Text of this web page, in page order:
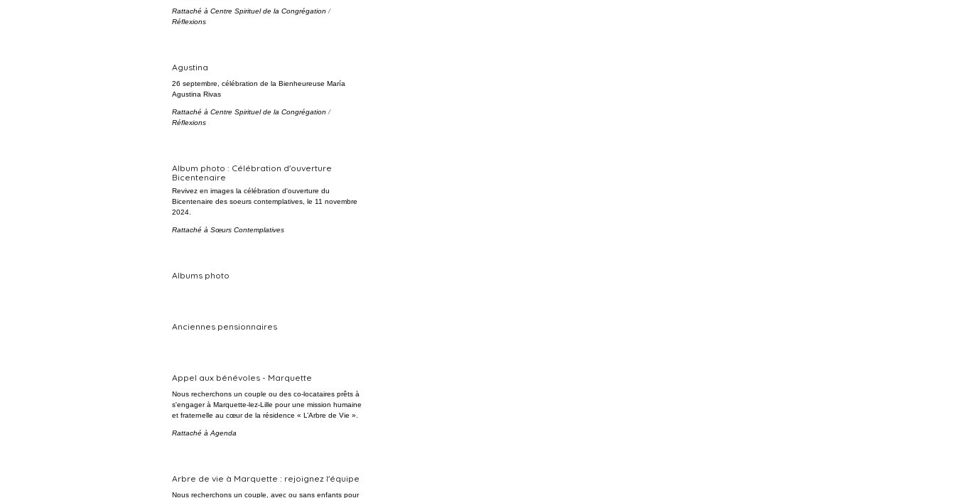
Rattaché à Centre Spirituel de la Congrégation /
Réflexions
Agustina
26 septembre, célébration de la Bienheureuse María
Agustina Rivas
Rattaché à Centre Spirituel de la Congrégation /
Réflexions
Album photo : Célébration d'ouverture
Bicentenaire
Revivez en images la célébration d'ouverture du
Bicentenaire des soeurs contemplatives, le 11 novembre
2024.
Rattaché à Sœurs Contemplatives
Albums photo
Anciennes pensionnaires
Appel aux bénévoles - Marquette
Nous recherchons un couple ou des co-locataires prêts à
s'engager à Marquette-lez-Lille pour une mission humaine
et fraternelle au cœur de la résidence « L’Arbre de Vie ».
Rattaché à Agenda
Arbre de vie à Marquette : rejoignez l'équipe
Nous recherchons un couple, avec ou sans enfants pour